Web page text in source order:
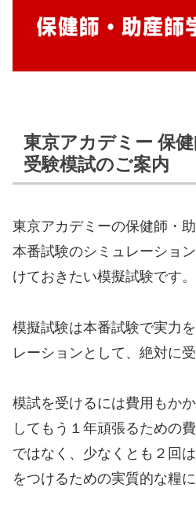
東京アカデミー 保
受験模試のご案内
東京アカデミーの保健師・
本番試験のシミュレーショ
けておきたい模擬試験です。
模擬試験は本番試験で実力
レーションとして、絶対に
模試を受けるには費用もか
してもう１年頑張るための
ではなく、少なくとも２回
をつけるための実質的な糧